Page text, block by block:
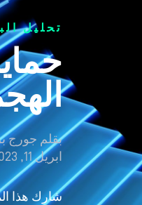
تحليل
بقلم جورج
ابريل 11, 2023
شارك هذا